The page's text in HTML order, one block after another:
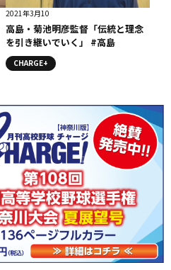
2021年3月10
高島・菊池明彦監督「伝統と理念
を引き継いでいく」 #高島
CHARGE+